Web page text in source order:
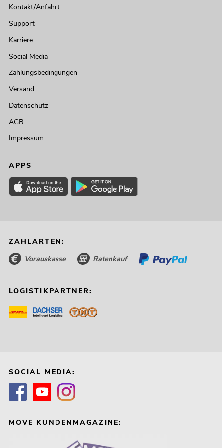
Kontakt/Anfahrt
Support
Karriere
Social Media
Zahlungsbedingungen
Versand
Datenschutz
AGB
Impressum
APPS
ZAHLARTEN:
Vorauskasse Ratenkauf
LOGISTIKPARTNER:
SOCIAL MEDIA:
MOVE KUNDENMAGAZINE: